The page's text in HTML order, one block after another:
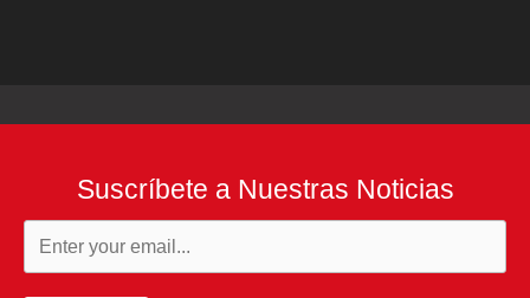
Suscríbete a Nuestras Noticias